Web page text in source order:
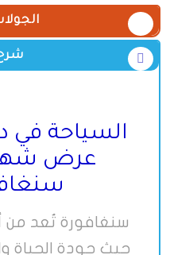
السياحة في
عرض
سنغافورة تُعد من
حيث جودة الحياة